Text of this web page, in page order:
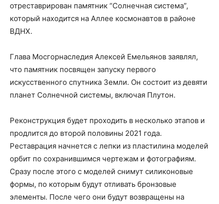
отреставрирован памятник “Солнечная система”,
который находится на Аллее космонавтов в районе
ВДНХ.
Глава Мосгорнаследия Алексей Емельянов заявлял,
что памятник посвящен запуску первого
искусственного спутника Земли. Он состоит из девяти
планет Солнечной системы, включая Плутон.
Реконструкция будет проходить в несколько этапов и
продлится до второй половины 2021 года.
Реставрация начнется с лепки из пластилина моделей
орбит по сохранившимся чертежам и фотографиям.
Сразу после этого с моделей снимут силиконовые
формы, по которым будут отливать бронзовые
элементы. После чего они будут возвращены на